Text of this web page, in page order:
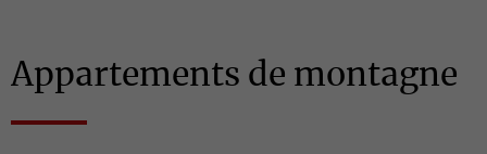
Appartements de montagne